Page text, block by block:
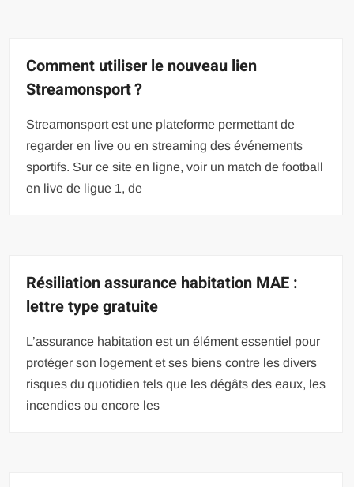
Comment utiliser le nouveau lien
Streamonsport ?
Streamonsport est une plateforme permettant de
regarder en live ou en streaming des événements
sportifs. Sur ce site en ligne, voir un match de football
en live de ligue 1, de
Résiliation assurance habitation MAE :
lettre type gratuite
L’assurance habitation est un élément essentiel pour
protéger son logement et ses biens contre les divers
risques du quotidien tels que les dégâts des eaux, les
incendies ou encore les